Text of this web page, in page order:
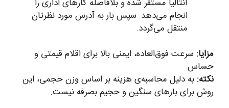
انجام می‌دهد. سپس بار به آدرس مورد نظرتان
منتقل می‌گردد.
مزایا: سرعت فوق‌العاده، ایمنی بالا برای اقلام قیمتی و
حساس.
نکته: به دلیل محاسبه‌ی هزینه بر اساس وزن حجمی، این
روش برای بارهای سنگین و حجیم بصرفه نیست.